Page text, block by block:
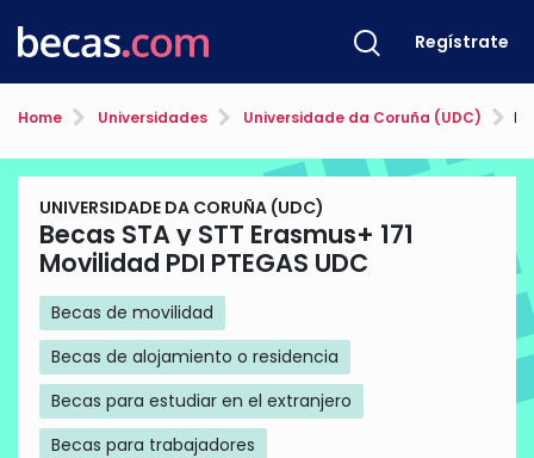
Regístrate
Home Universidades Universidade da Coruña (UDC)
UNIVERSIDADE DA CORUÑA (UDC)
Becas STA y STT Erasmus+ 171
Movilidad PDI PTEGAS UDC
Becas de movilidad
Becas de alojamiento o residencia
Becas para estudiar en el extranjero
Becas para trabajadores